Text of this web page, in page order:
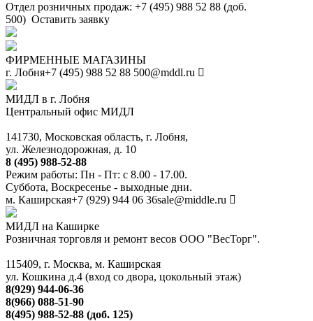
Отдел розничных продаж: +7 (495) 988 52 88 (доб.
500) Оставить заявку
ФИРМЕННЫЕ МАГАЗИНЫ
г. Лобня+7 (495) 988 52 88 500@mddl.ru
МИДЛ в г. Лобня
Центральный офис МИДЛ
141730, Московская область, г. Лобня,
ул. Железнодорожная, д. 10
8 (495) 988-52-88
Режим работы: Пн - Пт: с 8.00 - 17.00.
Суббота, Воскресенье - выходные дни.
м. Каширская+7 (929) 944 06 36sale@middle.ru
МИДЛ на Каширке
Розничная торговля и ремонт весов ООО "ВесТорг".
115409, г. Москва, м. Каширская
ул. Кошкина д.4 (вход со двора, цокольный этаж)
8(929) 944-06-36
8(966) 088-51-90
8(495) 988-52-88 (доб. 125)